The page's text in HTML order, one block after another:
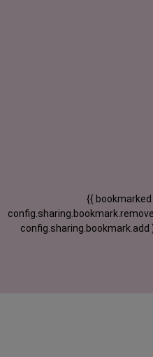
{{ bookmarked
config.sharing.bookmark.add